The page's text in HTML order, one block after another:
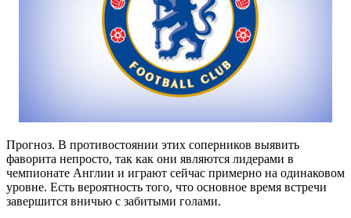
Прогноз. В противостоянии этих соперников выявить
фаворита непросто, так как они являются лидерами в
чемпионате Англии и играют сейчас примерно на одинаковом
уровне. Есть вероятность того, что основное время встречи
завершится вничью с забитыми голами.